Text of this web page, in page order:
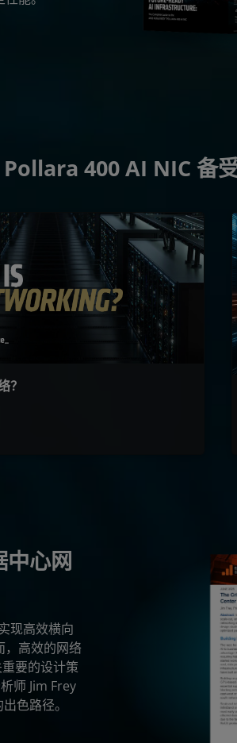
400 AI NIC 备
？
中心网
现高效横向
，高效的网络
要的设计策
师 Jim Frey
色路径。